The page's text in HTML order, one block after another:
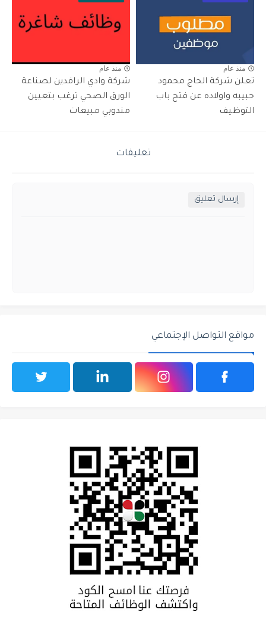
منذ عام
تعلن شركة الحاج محمود
حبيبه واولاده عن فتح باب
التوظيف
منذ عام
شركة وادي الرافدين لصناعة
الورق الصحي ترغب بتعيين
مندوبي مبيعات
تعليقات
إرسال تعليق
مواقع التواصل الإجتماعي